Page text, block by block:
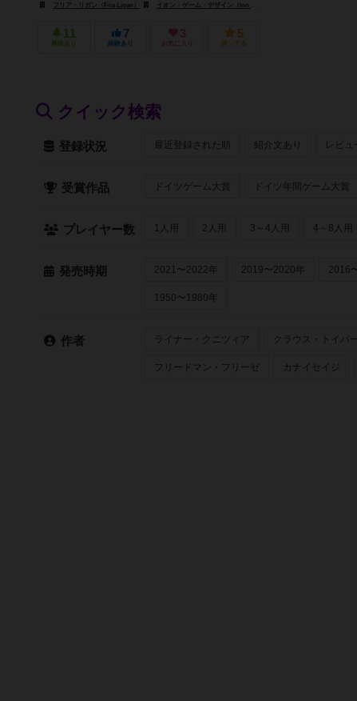
フリア・リガン（Fria Ligan）
イオン・ゲーム・デザイン（Ion Game Design）
11
興味あり
7
経験あり
3
お気に入り
5
持ってる
クイック検索
登録状況 最近登録された順 紹介文あり レビュ
受賞作品 ドイツゲーム大賞 ドイツ年間ゲーム大賞
プレイヤー数 1人用 2人用 3～4人用 4～8人用
発売時期 2021〜2022年 2019〜2020年 2016
1950〜1980年
作者 ライナー・クニツィア クラウス・トイバ
フリードマン・フリーゼ カナイセイジ